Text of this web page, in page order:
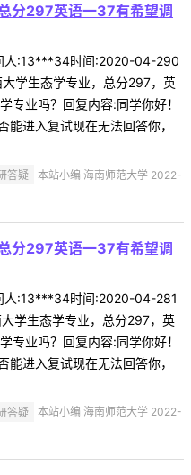
分297英语一37有希望调
人:13***34时间:2020-04-290
学生态学专业，总分297，英
专业吗？回复内容:同学你好！
进入复试现在无法回答你，
答疑
本站小编 海南师范大学 2022-
分297英语一37有希望调
人:13***34时间:2020-04-281
学生态学专业，总分297，英
专业吗？回复内容:同学你好！
进入复试现在无法回答你，
答疑
本站小编 海南师范大学 2022-